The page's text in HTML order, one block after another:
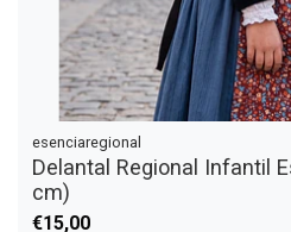
esenciaregional
Delantal Regional Infantil
cm)
€15,00